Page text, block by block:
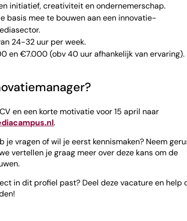
initiatief, creativiteit en ondernemerschap.
basis mee te bouwen aan een innovatie-
24-32 uur per week.
en €7.000 (obv 40 uur afhankelijk van ervaring).
en een korte motivatie voor 15 april naar
.
je vragen of wil je eerst kennismaken? Neem
vertellen je graag meer over deze kans om de
in dit profiel past? Deel deze vacature en help